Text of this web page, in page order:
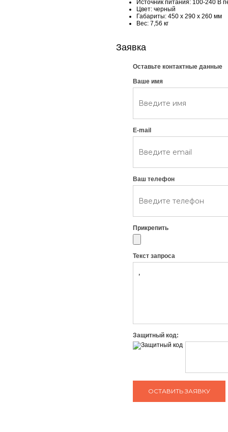
Источник питания: 100-240 В
Цвет: черный
Габариты: 450 х 290 х 260 мм
Вес: 7,56 кг
Заявка
Оставьте контактные данные
Ваше имя
E-mail
Ваш телефон
Прикрепить
Текст запроса
Защитный код: